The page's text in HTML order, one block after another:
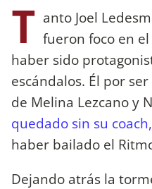
T anto Joel
fueron foco en
haber sido
escándalos. Él por ser
de Melina Lezcano y
quedado sin su coach,
haber bailado el
Dejando atrás la